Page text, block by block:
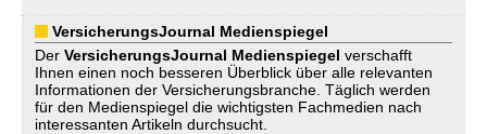
VersicherungsJournal Medienspiegel
Der VersicherungsJournal Medienspiegel verschafft
Ihnen einen noch besseren Überblick über alle relevanten
Informationen der Versicherungsbranche. Täglich werden
für den Medienspiegel die wichtigsten Fachmedien nach
interessanten Artikeln durchsucht.